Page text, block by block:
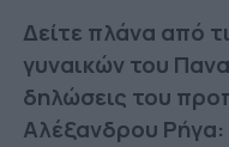
Δείτε πλάνα από
γυναικών του
δηλώσεις του
Αλέξανδρου Ρήγα: